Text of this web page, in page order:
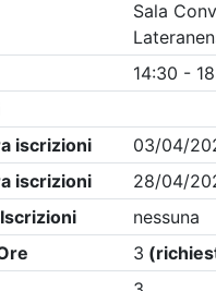
Clicca qui
Bergamo - Eventi in